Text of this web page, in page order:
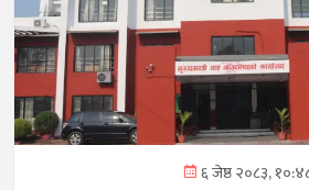
६ जेष्ठ २०८३,